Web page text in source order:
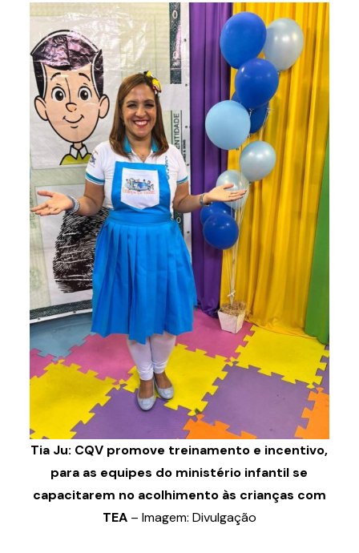
Tia Ju: CQV promove treinamento e incentivo,
para as equipes do ministério infantil se
capacitarem no acolhimento às crianças com
TEA– Imagem: Divulgação